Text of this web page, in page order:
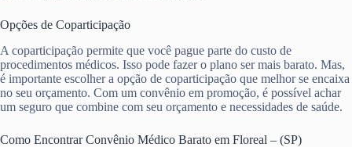
Opções de Coparticipação
A coparticipação permite que você pague parte do custo de
procedimentos médicos. Isso pode fazer o plano ser mais barato. Mas,
é importante escolher a opção de coparticipação que melhor se encaixa
no seu orçamento. Com um convênio em promoção, é possível achar
um seguro que combine com seu orçamento e necessidades de saúde.
Como Encontrar Convênio Médico Barato em Floreal – (SP)